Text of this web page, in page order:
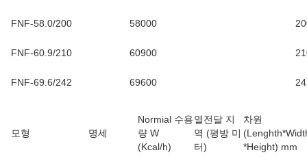
FNF-58.0/200 58000
FNF-60.9/210 60900
FNF-69.6/242 69600
모형 명세
Normial 수용
량 W
(Kcal/h)
열전달 지
역 (평방 미
터)
차원
*Height) mm